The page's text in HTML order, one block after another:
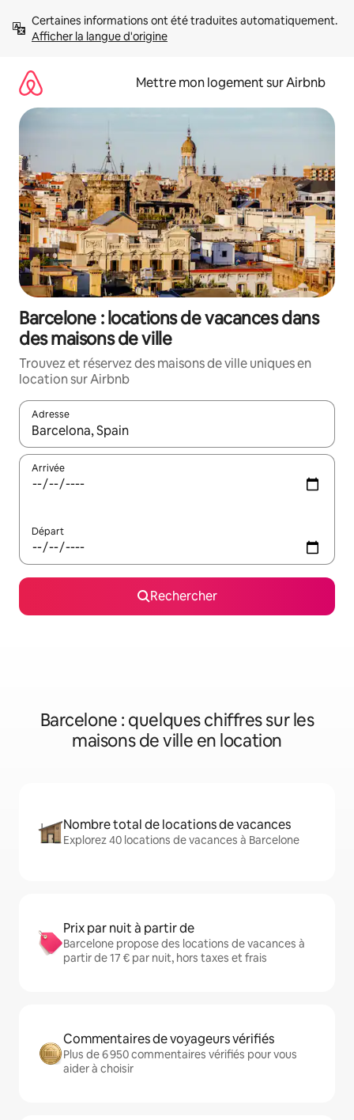
directement
Afficher la langue d'origine
Mettre mon logement sur Airbnb
Barcelone : locations de vacances dans
des maisons de ville
Trouvez et réservez des maisons de ville uniques en
location sur Airbnb
Adresse
Lorsque les résultats s'affichent, utilisez les flèches vers le
Arrivée
Départ
Rechercher
Barcelone : quelques chiffres sur les
maisons de ville en location
Nombre total de locations de vacances
Explorez 40 locations de vacances à Barcelone
Prix par nuit à partir de
Barcelone propose des locations de vacances à
partir de 17 € par nuit, hors taxes et frais
Commentaires de voyageurs vérifiés
Plus de 6 950 commentaires vérifiés pour vous
aider à choisir